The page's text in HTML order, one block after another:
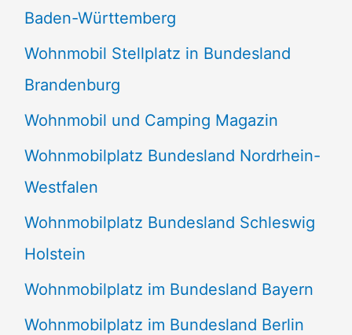
Baden-Württemberg
Wohnmobil Stellplatz in Bundesland
Brandenburg
Wohnmobil und Camping Magazin
Wohnmobilplatz Bundesland Nordrhein-
Westfalen
Wohnmobilplatz Bundesland Schleswig
Holstein
Wohnmobilplatz im Bundesland Bayern
Wohnmobilplatz im Bundesland Berlin